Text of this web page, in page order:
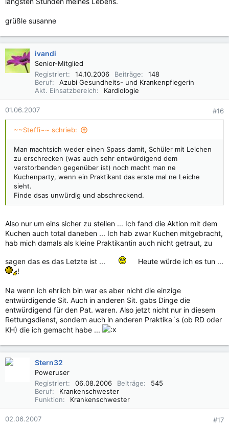
grüßle susanne
ivandi
Senior-Mitglied
Registriert
14.10.2006 Beiträge
148
Beruf
Azubi Gesundheits- und Krankenpflegerin
Akt. Einsatzbereich
Kardiologie
01.06.2007 #16
~~Steffi~~ schrieb:
Man machtsich weder einen Spass damit, Schüler mit Leichen
zu erschrecken (was auch sehr entwürdigend dem
verstorbenden gegenüber ist) noch macht man ne
Kuchenparty, wenn ein Praktikant das erste mal ne Leiche
sieht.
Finde dsas unwürdig und abschreckend.
Also nur um eins sicher zu stellen ... Ich fand die Aktion mit dem
Kuchen auch total daneben ... Ich hab zwar Kuchen mitgebracht,
hab mich damals als kleine Praktikantin auch nicht getraut, zu
sagen das es das Letzte ist ...
Heute würde ich es tun ...
!
Na wenn ich ehrlich bin war es aber nicht die einzige
entwürdigende Sit. Auch in anderen Sit. gabs Dinge die
entwürdigend für den Pat. waren. Also jetzt nicht nur in diesem
Rettungsdienst, sondern auch in anderen Praktika´s (ob RD oder
KH) die ich gemacht habe ...
Stern32
Poweruser
Registriert
06.08.2006 Beiträge
545
Beruf
Krankenschwester
Funktion
Krankenschwester
02.06.2007 #17